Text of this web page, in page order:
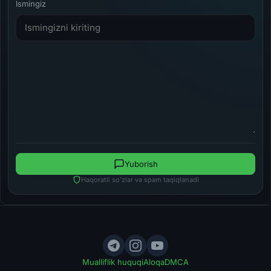
Ismingiz
Haqoratli so'zlar va spam taqiqlanadi
Yuborish
Mualliflik huquqiAloqaDMCA